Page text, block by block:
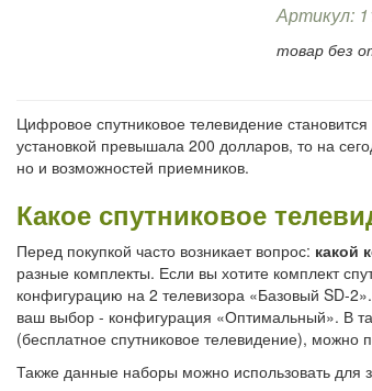
Артикул:
товар без
Цифровое спутниковое телевидение
установкой превышала 200 долларов, то на
но и возможностей приемников.
Какое спутниковое
Перед покупкой часто возникает вопрос: какой
разные комплекты. Если вы хотите комплект
конфигурацию на 2 телевизора «Базовый SD-
ваш выбор - конфигурация «Оптимальный». В
(бесплатное спутниковое телевидение), можно
Также данные наборы можно использовать для